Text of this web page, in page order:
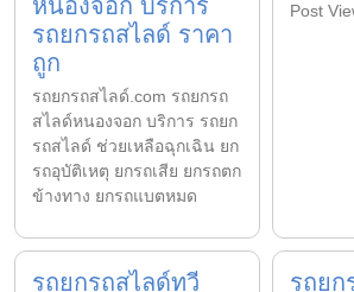
หนองจอก บริการ
รถยกรถสไลด์ ราคา
ถูก
รถยกรถสไลด์.com รถยกรถ
สไลด์หนองจอก บริการ รถยก
รถสไลด์ ช่วยเหลือฉุกเฉิน ยก
รถอุบัติเหตุ ยกรถเสีย ยกรถตก
ข้างทาง ยกรถแบตหมด
Post
รถยกรถสไลด์ทวี
รถยก